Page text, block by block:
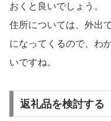
おくと良いでしょう。
住所については、外出
になってくるので、わ
いですね。
返礼品を検討する